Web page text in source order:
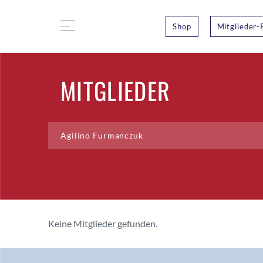
Shop Mitglieder-
MITGLIEDER
Keine Mitglieder gefunden.